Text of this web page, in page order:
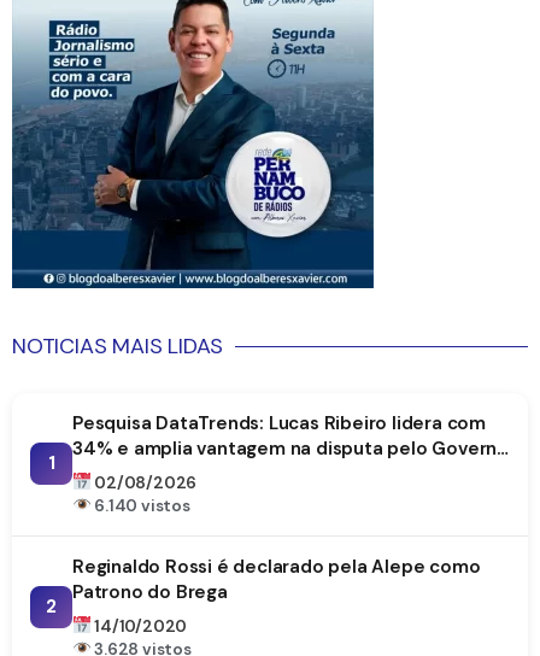
NOTICIAS MAIS LIDAS
1
Pesquisa DataTrends: Lucas Ribeiro lidera com
34% e amplia vantagem na disputa pelo Governo
da Paraíba
02/08/2026
6.140 vistos
2
Reginaldo Rossi é declarado pela Alepe como
Patrono do Brega
14/10/2020
3.628 vistos